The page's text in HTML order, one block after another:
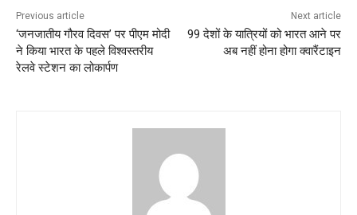
Previous article
‘जनजातीय गौरव दिवस’ पर पीएम मोदी
ने किया भारत के पहले विश्वस्तरीय
रेलवे स्टेशन का लोकार्पण
Next article
99 देशों के यात्रियों को भारत आने पर
अब नहीं होना होगा क्वारैंटाइन